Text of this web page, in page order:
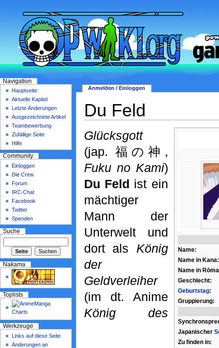
Du Feld
Name:
Name in Kana:
Name in
Geschlecht:
Geburtstag:
Gruppierung:
Japanischer
Zu finden in:
Glücksgott
(jap. 福の神,
Fuku no Kami)
Du Feld ist ein
mächtiger
Mann der
Unterwelt und
dort als König
der
Geldverleiher
(im dt. Anime
König des
Anmelden / Einloggen
Navigation
Hauptseite
Aktuelle Kapitel
Letzte Änderungen
Ausgezeichnete Artikel
Teambewerbung
Zufällige Seite
Hilfe
Community
Einloggen
Die Crew
Forum
IRC-Chat
Facebook
Twitter
Spenden
Suche
Nakama
Toplists
Werkzeuge
Links auf diese Seite
Änderungen an